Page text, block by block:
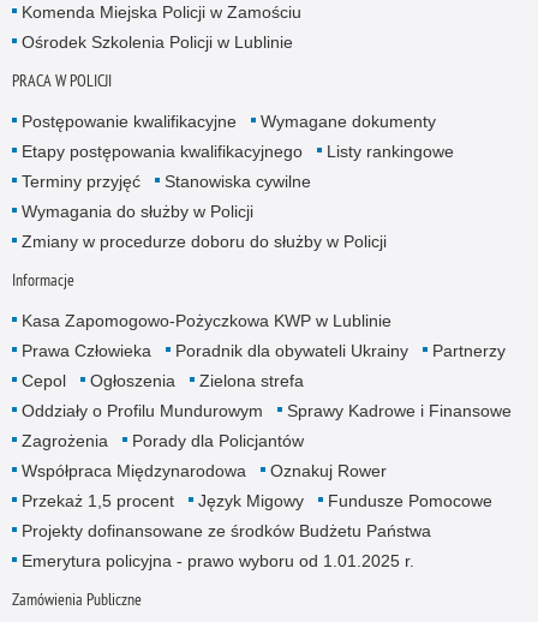
Komenda Miejska Policji w Zamościu
Ośrodek Szkolenia Policji w Lublinie
PRACA W POLICJI
Postępowanie kwalifikacyjne
Wymagane dokumenty
Etapy postępowania kwalifikacyjnego
Listy rankingowe
Terminy przyjęć
Stanowiska cywilne
Wymagania do służby w Policji
Zmiany w procedurze doboru do służby w Policji
Informacje
Kasa Zapomogowo-Pożyczkowa KWP w Lublinie
Prawa Człowieka
Poradnik dla obywateli Ukrainy
Partnerzy
Cepol
Ogłoszenia
Zielona strefa
Oddziały o Profilu Mundurowym
Sprawy Kadrowe i Finansowe
Zagrożenia
Porady dla Policjantów
Współpraca Międzynarodowa
Oznakuj Rower
Przekaż 1,5 procent
Język Migowy
Fundusze Pomocowe
Projekty dofinansowane ze środków Budżetu Państwa
Emerytura policyjna - prawo wyboru od 1.01.2025 r.
Zamówienia Publiczne